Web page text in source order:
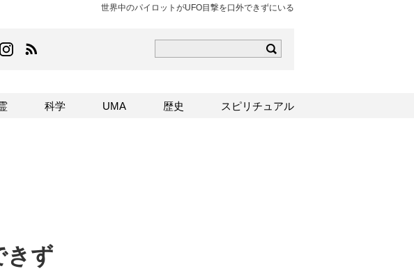
世界中のパイロットがUFO目撃を口外できずにいる
のFacebookはこちら
TOCANAのinstagramはこちら
きず
科学 UMA 歴史 スピリチュアル